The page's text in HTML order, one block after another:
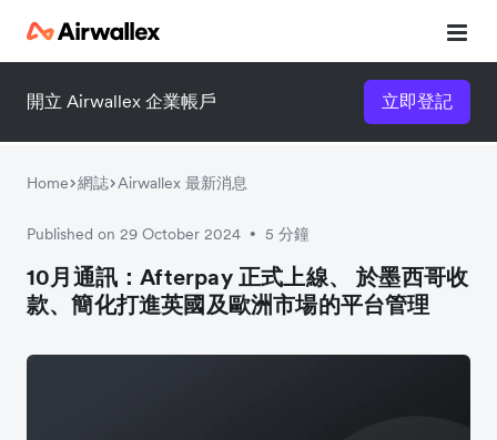
開立 Airwallex 企業帳戶 立即登記
Home 網誌 Airwallex 最新消息
Published on 29 October 2024 • 5 分鐘
10月通訊：Afterpay 正式上線、 於墨西哥收
款、簡化打進英國及歐洲市場的平台管理